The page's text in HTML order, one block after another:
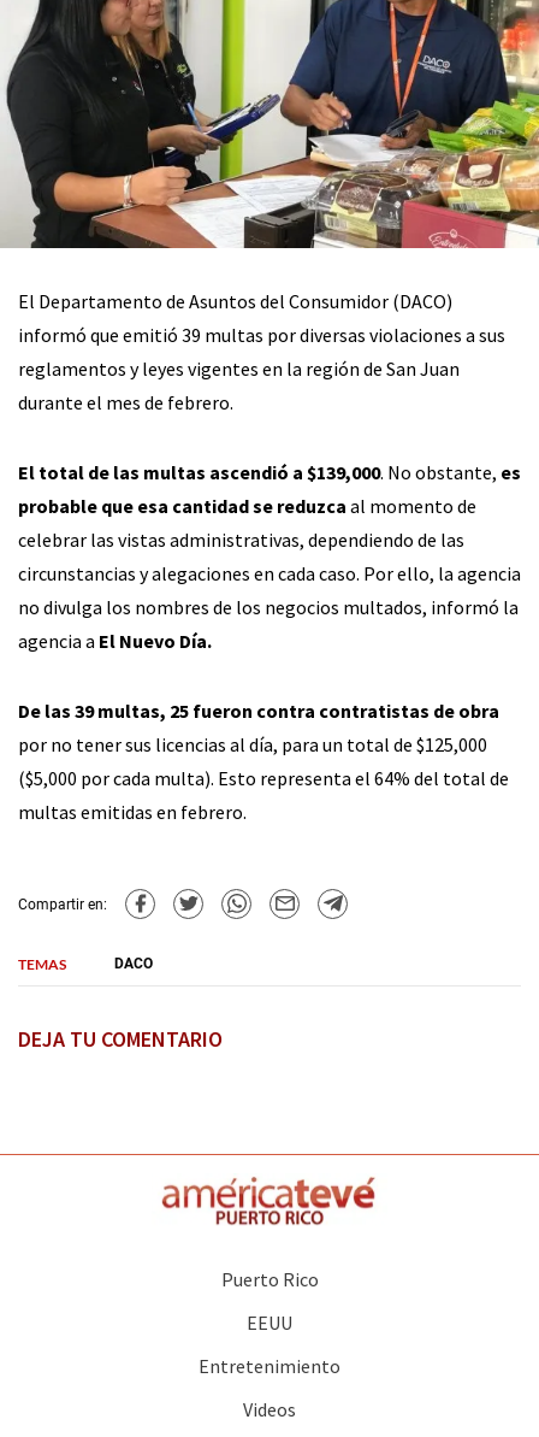
El Departamento de Asuntos del Consumidor (DACO)
informó que emitió 39 multas por diversas violaciones a sus
reglamentos y leyes vigentes en la región de San Juan
durante el mes de febrero.
El total de las multas ascendió a $139,000. No obstante, es
probable que esa cantidad se reduzca al momento de
celebrar las vistas administrativas, dependiendo de las
circunstancias y alegaciones en cada caso. Por ello, la agencia
no divulga los nombres de los negocios multados, informó la
agencia a El Nuevo Día.
De las 39 multas, 25 fueron contra contratistas de obra
por no tener sus licencias al día, para un total de $125,000
($5,000 por cada multa). Esto representa el 64% del total de
multas emitidas en febrero.
Compartir en:
TEMAS DACO
DEJA TU COMENTARIO
Puerto Rico
EEUU
Entretenimiento
Videos